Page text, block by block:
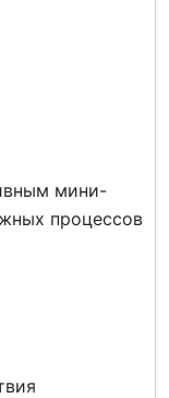
мини-
процессов